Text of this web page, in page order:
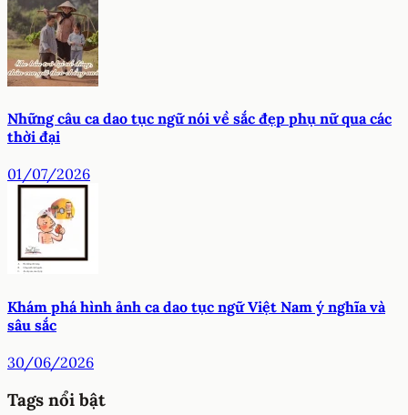
Những câu ca dao tục ngữ nói về sắc đẹp phụ nữ qua các
thời đại
01/07/2026
Khám phá hình ảnh ca dao tục ngữ Việt Nam ý nghĩa và
sâu sắc
30/06/2026
Tags nổi bật